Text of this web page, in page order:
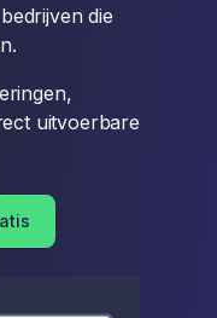
die
uitvoerbare